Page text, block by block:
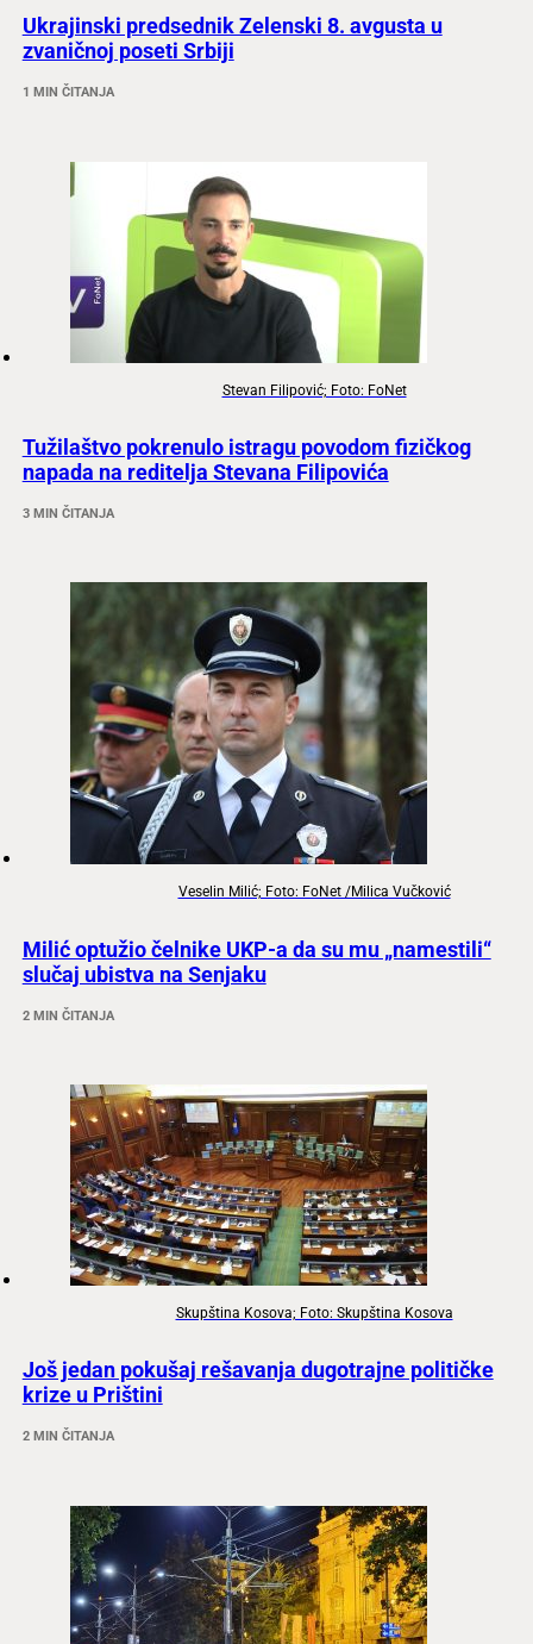
Ukrajinski predsednik Zelenski 8. avgusta u
zvaničnoj poseti Srbiji
1 MIN ČITANJA
Stevan Filipović; Foto: FoNet
Tužilaštvo pokrenulo istragu povodom fizičkog
napada na reditelja Stevana Filipovića
3 MIN ČITANJA
Veselin Milić; Foto: FoNet /Milica Vučković
Milić optužio čelnike UKP-a da su mu „namestili“
slučaj ubistva na Senjaku
2 MIN ČITANJA
Skupština Kosova; Foto: Skupština Kosova
Još jedan pokušaj rešavanja dugotrajne političke
krize u Prištini
2 MIN ČITANJA